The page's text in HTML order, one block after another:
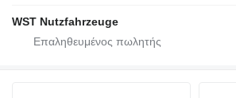
WST Nutzfahrzeuge